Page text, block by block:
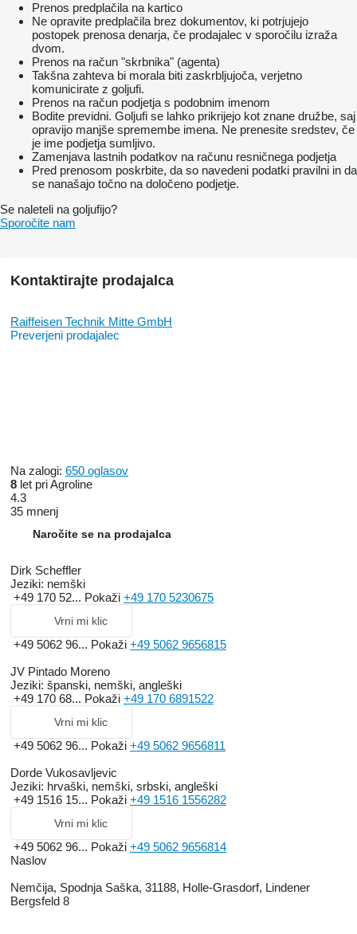
Prenos predplačila na kartico
Ne opravite predplačila brez dokumentov, ki potrjujejo
postopek prenosa denarja, če prodajalec v sporočilu izraža
dvom.
Prenos na račun "skrbnika" (agenta)
Takšna zahteva bi morala biti zaskrbljujoča, verjetno
komunicirate z goljufi.
Prenos na račun podjetja s podobnim imenom
Bodite previdni. Goljufi se lahko prikrijejo kot znane družbe, saj
opravijo manjše spremembe imena. Ne prenesite sredstev, če
je ime podjetja sumljivo.
Zamenjava lastnih podatkov na računu resničnega podjetja
Pred prenosom poskrbite, da so navedeni podatki pravilni in da
se nanašajo točno na določeno podjetje.
Se naleteli na goljufijo?
Sporočite nam
Kontaktirajte prodajalca
Raiffeisen Technik Mitte GmbH
Preverjeni prodajalec
Na zalogi: 650 oglasov
8 let pri Agroline
4.3
35 mnenj
Naročite se na prodajalca
Dirk Scheffler
Jeziki: nemški
+49 170 52... Pokaži +49 170 5230675
Vrni mi klic
+49 5062 96... Pokaži +49 5062 9656815
JV Pintado Moreno
Jeziki: španski, nemški, angleški
+49 170 68... Pokaži +49 170 6891522
Vrni mi klic
+49 5062 96... Pokaži +49 5062 9656811
Dorde Vukosavljevic
Jeziki: hrvaški, nemški, srbski, angleški
+49 1516 15... Pokaži +49 1516 1556282
Vrni mi klic
+49 5062 96... Pokaži +49 5062 9656814
Naslov
Nemčija, Spodnja Saška, 31188, Holle-Grasdorf, Lindener
Bergsfeld 8